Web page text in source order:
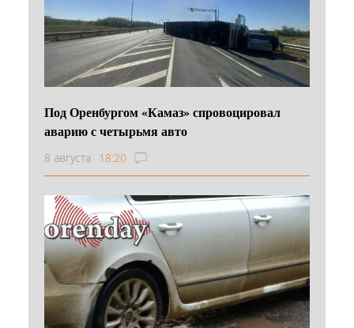
Под Оренбургом «Камаз» спровоцировал
аварию с четырьмя авто
8 августа 18:20